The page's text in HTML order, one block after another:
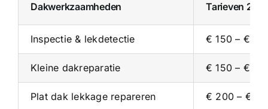
Dakwerkzaamheden Tarieven
Inspectie & lekdetectie € 150 – €
Kleine dakreparatie € 150 – €
Plat dak lekkage repareren € 200 – €